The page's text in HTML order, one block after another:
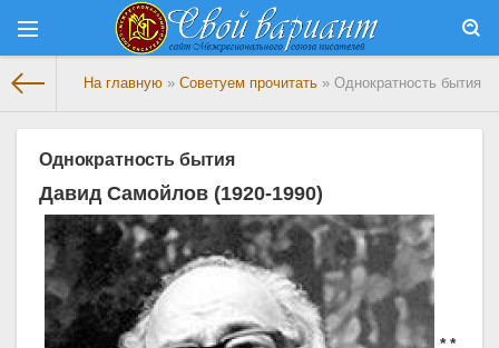
На главную » Советуем прочитать » Однократность бытия
Однократность бытия
Давид Самойлов (1920-1990)
* *